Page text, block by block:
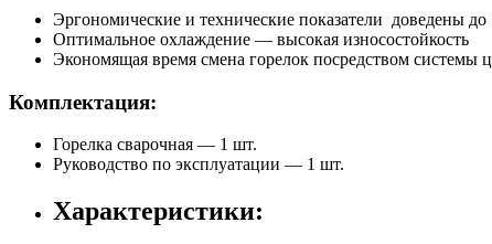
Эргономические и технические показатели доведены
Оптимальное охлаждение — высокая износостойкость
Экономящая время смена горелок посредством системы
Комплектация:
Горелка сварочная — 1 шт.
Руководство по эксплуатации — 1 шт.
Характеристики: